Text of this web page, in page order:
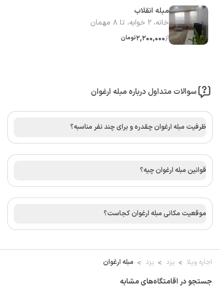
مبله انقلاب
خانه، 2 خوابه، تا 8 مهمان
از2,200,000تومان
سوالات متداول درباره مبله ارغوان
ظرفیت مبله ارغوان چقدره و برای چند نفر مناسبه؟
قوانین مبله ارغوان چیه؟
موقعیت مکانی مبله ارغوان کجاست؟
اجاره ویلا یزد یزد مبله ارغوان
جستجو در اقامتگاه‌های مشابه